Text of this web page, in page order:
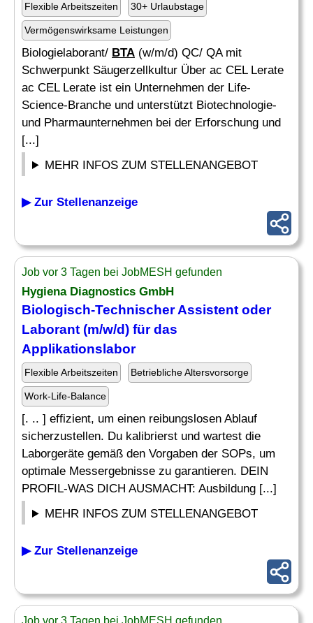
Flexible Arbeitszeiten 30+ Urlaubstage
Vermögenswirksame Leistungen
Biologielaborant/ BTA (w/m/d) QC/ QA mit
Schwerpunkt Säugerzellkultur Über ac CEL Lerate
ac CEL Lerate ist ein Unternehmen der Life-
Science-Branche und unterstützt Biotechnologie-
und Pharmaunternehmen bei der Erforschung und
[...]
MEHR INFOS ZUM STELLENANGEBOT
▶ Zur Stellenanzeige
Job vor 3 Tagen bei JobMESH gefunden
Hygiena Diagnostics GmbH
Biologisch-TechnischerAssistent oder
Laborant (m/w/d) für das
Applikationslabor
Flexible Arbeitszeiten Betriebliche Altersvorsorge
Work-Life-Balance
[. .. ] effizient, um einen reibungslosen Ablauf
sicherzustellen. Du kalibrierst und wartest die
Laborgeräte gemäß den Vorgaben der SOPs, um
optimale Messergebnisse zu garantieren. DEIN
PROFIL-WAS DICH AUSMACHT: Ausbildung [...]
MEHR INFOS ZUM STELLENANGEBOT
▶ Zur Stellenanzeige
Job vor 3 Tagen bei JobMESH gefunden